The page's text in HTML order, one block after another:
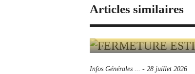
Articles similaires
Infos Générales ... - 28 juillet 2026